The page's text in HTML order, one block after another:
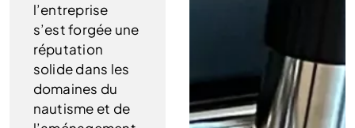
l’entreprise
s’est forgée une
réputation
solide dans les
domaines du
nautisme et de